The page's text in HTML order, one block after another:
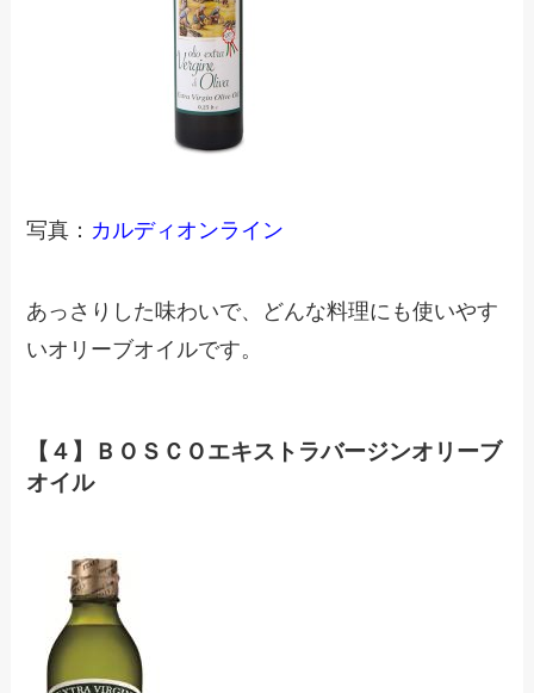
写真： カルディオンライン
あっさりした味わいで、どんな料理にも使いやす
いオリーブオイルです。
【４】ＢＯＳＣＯエキストラバージンオリーブ
オイル